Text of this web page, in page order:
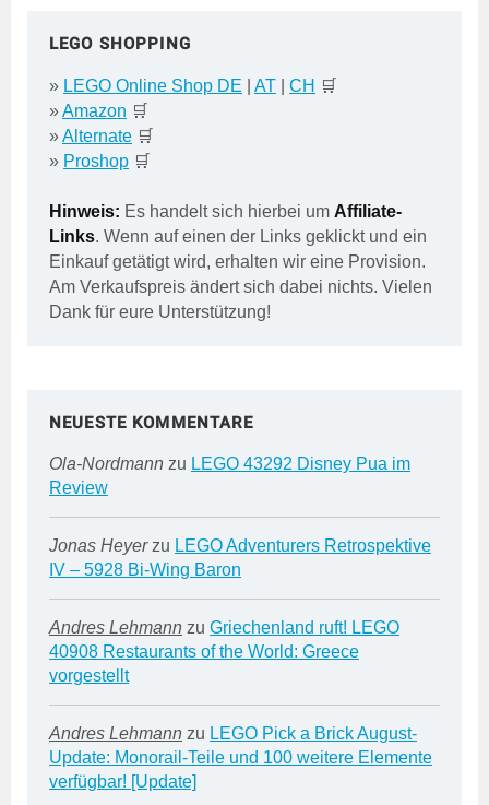
LEGO SHOPPING
» LEGO Online Shop DE AT CH 🛒
»Amazon 🛒
»Alternate 🛒
» Proshop 🛒
Hinweis: Es handelt sich hierbei um Affiliate-
Links. Wenn auf einen der Links geklickt und ein
Einkauf getätigt wird, erhalten wir eine Provision.
Am Verkaufspreis ändert sich dabei nichts. Vielen
Dank für eure Unterstützung!
NEUESTE KOMMENTARE
Ola-Nordmann zu LEGO 43292 Disney Pua im
Review
Jonas Heyerzu LEGO Adventurers Retrospektive
IV – 5928 Bi-Wing Baron
Andres Lehmann zu Griechenland ruft! LEGO
40908 Restaurants of the World: Greece
vorgestellt
Andres Lehmann zu LEGO Pick a Brick August-
Update: Monorail-Teile und 100 weitere Elemente
verfügbar! [Update]